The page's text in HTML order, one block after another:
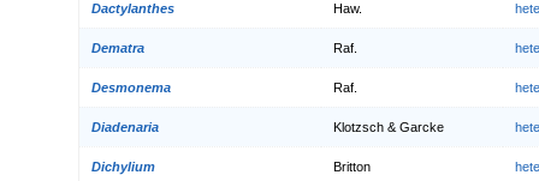
Dactylanthes Haw.
Dematra Raf.
Desmonema Raf.
Diadenaria Klotzsch & Garcke
Dichylium Britton